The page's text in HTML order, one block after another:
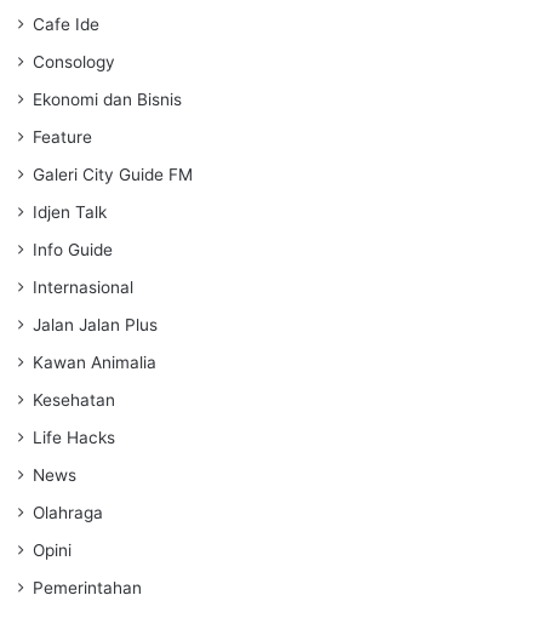
Cafe Ide
Consology
Ekonomi dan Bisnis
Feature
Galeri City Guide FM
Idjen Talk
Info Guide
Internasional
Jalan Jalan Plus
Kawan Animalia
Kesehatan
Life Hacks
News
Olahraga
Opini
Pemerintahan